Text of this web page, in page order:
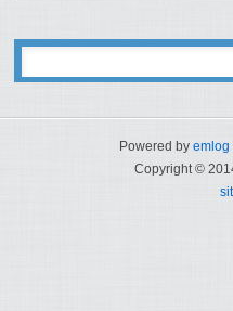
Powered by emlog
Copyright ©